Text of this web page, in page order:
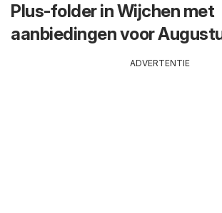
Plus-folder in Wijchen met
aanbiedingen voor
ADVERTENTIE